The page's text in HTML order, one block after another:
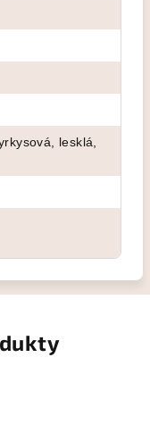
lesklá,